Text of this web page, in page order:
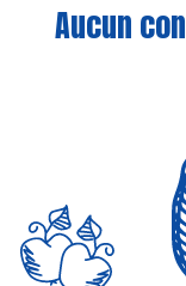
Aucun